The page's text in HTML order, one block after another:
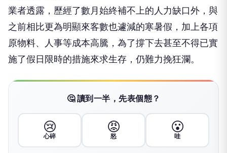
業者透露，歷經了數月始終補不上的人力缺口外，與
之前相比更為明顯來客數也遽減的寒暑假，加上各項
原物料、人事等成本高騰，為了撐下去甚至不得已實
施了假日限時的措施來求生存，仍難力挽狂瀾。
🤔 讀到一半，先表個態？
😢
心碎
😡
怒
😮
哇